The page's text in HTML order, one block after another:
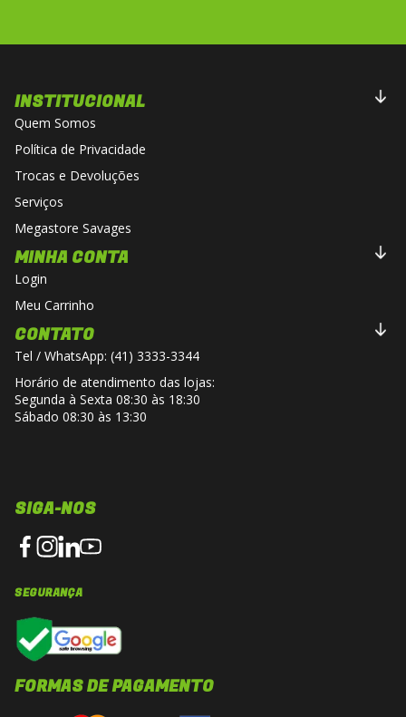
INSTITUCIONAL
Quem Somos
Política de Privacidade
Trocas e Devoluções
Serviços
Megastore Savages
MINHA CONTA
Login
Meu Carrinho
CONTATO
Tel / WhatsApp: (41) 3333-3344
Horário de atendimento das lojas:
Segunda à Sexta 08:30 às 18:30
Sábado 08:30 às 13:30
SIGA-NOS
SEGURANÇA
FORMAS DE PAGAMENTO